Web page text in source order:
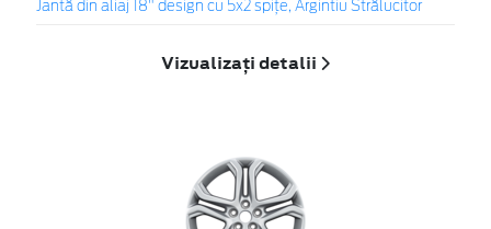
Jantă din aliaj 18" design cu 5x2 spiţe, Argintiu Strălucitor
Vizualizați detalii